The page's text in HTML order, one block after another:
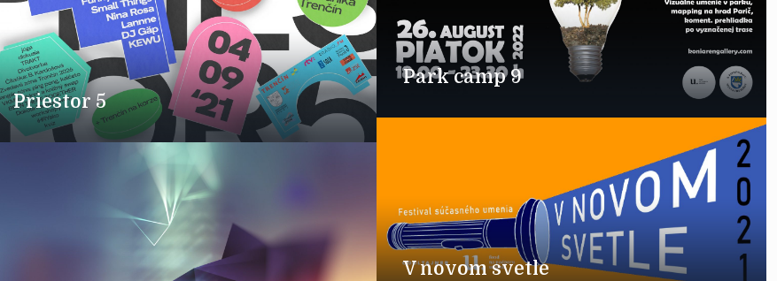
Park camp 9
Priestor 5
V novom svetle